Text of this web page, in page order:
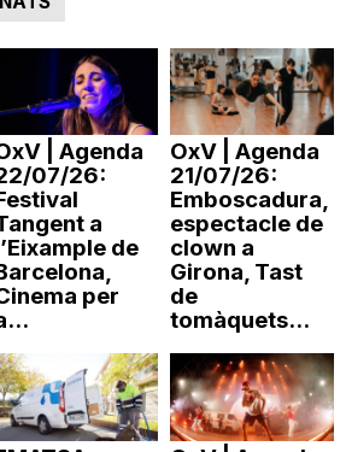
| Agenda
07/26:
a
de
per
OxV | Agenda
21/07/26:
Emboscadura,
espectacle de
clown a
Girona, Tast
de
tomàquets...